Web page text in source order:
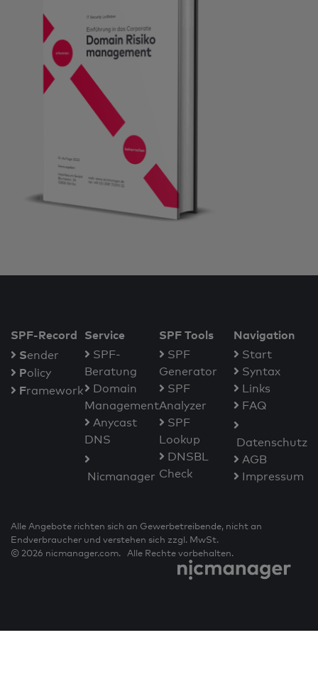
SPF-Record
Sender
Policy
Framework
Service
SPF-
Beratung
Domain
Management
Anycast
DNS
Nicmanager
SPF Tools
SPF
Generator
SPF
Analyzer
SPF
Lookup
DNSBL
Check
Navigation
Start
Syntax
Links
FAQ
Datenschutz
AGB
Impressum
Alle Angebote richten sich an Gewerbetreibende, nicht an
Endverbraucher und verstehen sich zzgl. MwSt.
© 2026 nicmanager.com. Alle Rechte vorbehalten.